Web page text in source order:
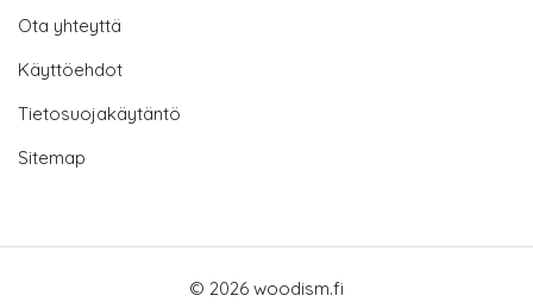
Ota yhteyttä
Käyttöehdot
Tietosuojakäytäntö
Sitemap
© 2026 woodism.fi